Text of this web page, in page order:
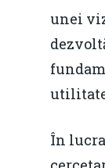
unei
În